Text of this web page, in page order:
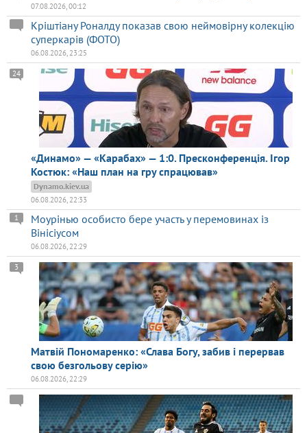
07.08.2026, 00:12
Кріштіану Роналду показав свою неймовірну колекцію
суперкарів (ФОТО)
06.08.2026, 23:25
«Динамо» — «Карабах» — 1:0. Пресконференція. Ігор
Костюк: «Наш план на гру спрацював»
24
Dynamo.kiev.ua
06.08.2026, 22:33
Моурінью особисто бере участь у перемовинах із
Вінісіусом
1
06.08.2026, 22:29
Матвій Пономаренко: «Слава Богу, забив і перервав
свою безгольову серію»
3
06.08.2026, 22:29